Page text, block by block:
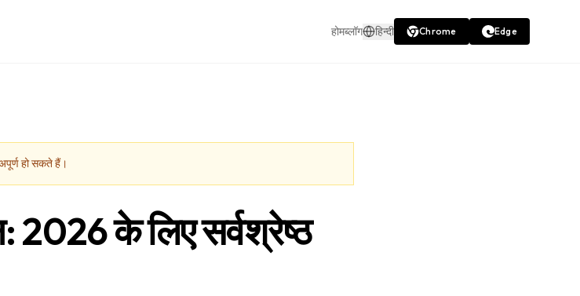
होमब्लॉग हिन्दी Chrome Edge
हो सकते हैं।
2026 के लिए सर्वश्रेष्ठ